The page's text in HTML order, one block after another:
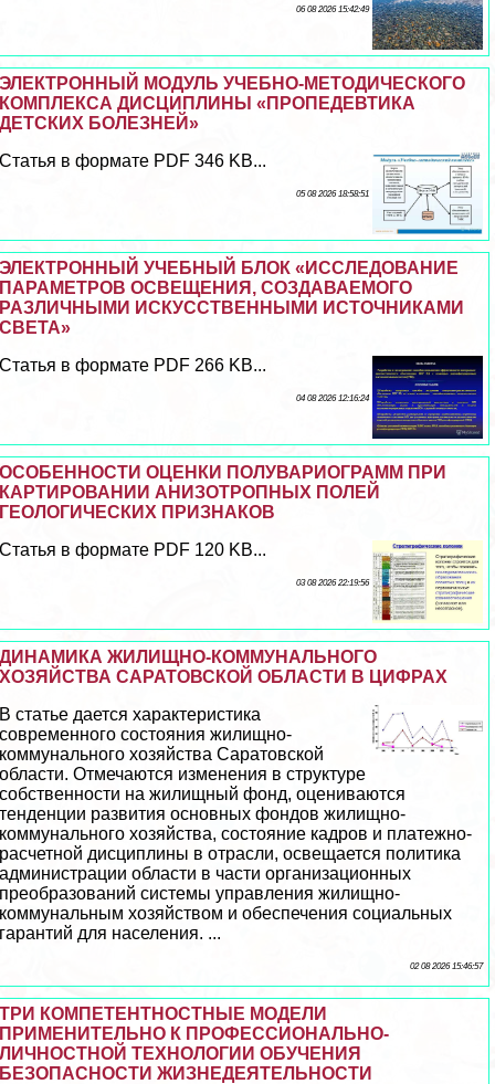
06 08 2026 15:42:49
ЭЛЕКТРОННЫЙ МОДУЛЬ УЧЕБНО-МЕТОДИЧЕСКОГО
КОМПЛЕКСА ДИСЦИПЛИНЫ «ПРОПЕДЕВТИКА
ДЕТСКИХ БОЛЕЗНЕЙ»
Статья в формате PDF 346 KB...
05 08 2026 18:58:51
ЭЛЕКТРОННЫЙ УЧЕБНЫЙ БЛОК «ИССЛЕДОВАНИЕ
ПАРАМЕТРОВ ОСВЕЩЕНИЯ, СОЗДАВАЕМОГО
РАЗЛИЧНЫМИ ИСКУССТВЕННЫМИ ИСТОЧНИКАМИ
СВЕТА»
Статья в формате PDF 266 KB...
04 08 2026 12:16:24
ОСОБЕННОСТИ ОЦЕНКИ ПОЛУВАРИОГРАММ ПРИ
КАРТИРОВАНИИ АНИЗОТРОПНЫХ ПОЛЕЙ
ГЕОЛОГИЧЕСКИХ ПРИЗНАКОВ
Статья в формате PDF 120 KB...
03 08 2026 22:19:56
ДИНАМИКА ЖИЛИЩНО-КОММУНАЛЬНОГО
ХОЗЯЙСТВА САРАТОВСКОЙ ОБЛАСТИ В ЦИФРАХ
В статье дается хаpaктеристика
современного состояния жилищно-
коммунального хозяйства Саратовской
области. Отмечаются изменения в структуре
собственности на жилищный фонд, оцениваются
тенденции развития основных фондов жилищно-
коммунального хозяйства, состояние кадров и платежно-
расчетной дисциплины в отрасли, освещается политика
администрации области в части организационных
преобразований системы управления жилищно-
коммунальным хозяйством и обеспечения социальных
гарантий для населения. ...
02 08 2026 15:46:57
ТРИ КОМПЕТЕНТНОСТНЫЕ МОДЕЛИ
ПРИМЕНИТЕЛЬНО К ПРОФЕССИОНАЛЬНО-
ЛИЧНОСТНОЙ ТЕХНОЛОГИИ ОБУЧЕНИЯ
БЕЗОПАСНОСТИ ЖИЗНЕДЕЯТЕЛЬНОСТИ